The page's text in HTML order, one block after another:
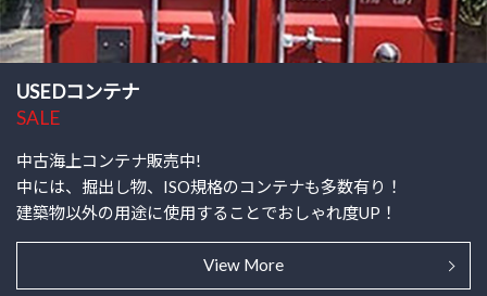
USED​コンテナ
SALE
中古海上コンテナ販売中!
中には、掘出し物、ISO規格のコンテナも多数有り！
建築物以外の用途に使用することでおしゃれ度UP！
View More